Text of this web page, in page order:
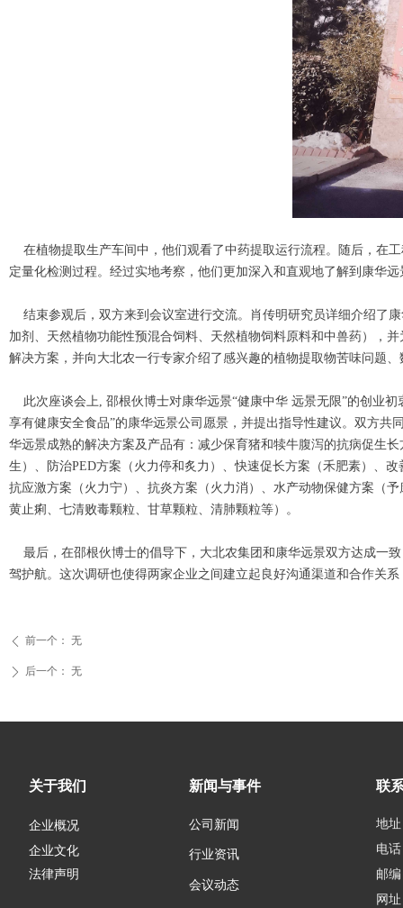
在植物提取生产车间中，他们观看了中药提取运行流程。随后，在
定量化检测过程。经过实地考察，他们更加深入和直观地了解到康华
结束参观后，双方来到会议室进行交流。肖传明研究员详细介绍了
加剂、天然植物功能性预混合饲料、天然植物饲料原料和中兽药），
解决方案，并向大北农一行专家介绍了感兴趣的植物提取物苦味问题
此次座谈会上, 邵根伙博士对康华远景“健康中华 远景无限”的创业初
享有健康安全食品”的康华远景公司愿景，并提出指导性建议。双方
华远景成熟的解决方案及产品有：减少保育猪和犊牛腹泻的抗病促生
生）、防治PED方案（火力停和炙力）、快速促长方案（禾肥素）、
抗应激方案（火力宁）、抗炎方案（火力消）、水产动物保健方案（
黄止痢、七清败毒颗粒、甘草颗粒、清肺颗粒等）。
最后，在邵根伙博士的倡导下，大北农集团和康华远景双方达成一
驾护航。这次调研也使得两家企业之间建立起良好沟通渠道和合作关
ꄴ 前一个： 无
ꄲ 后一个： 无
新闻与事件 联
地
电
邮
网
关于我们
企业概况
企业文化
公司新闻
行业资讯
会议动态
法律声明